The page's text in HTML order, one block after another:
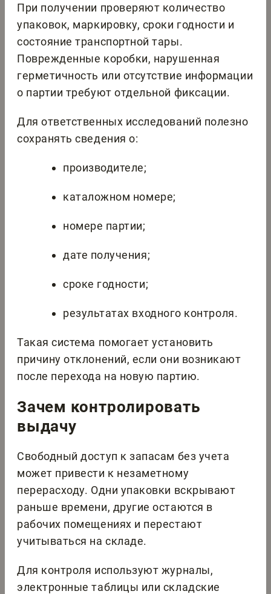
При получении проверяют количество
упаковок, маркировку, сроки годности и
состояние транспортной тары.
Поврежденные коробки, нарушенная
герметичность или отсутствие информации
о партии требуют отдельной фиксации.
Для ответственных исследований полезно
сохранять сведения о:
производителе;
каталожном номере;
номере партии;
дате получения;
сроке годности;
результатах входного контроля.
Такая система помогает установить
причину отклонений, если они возникают
после перехода на новую партию.
Зачем контролировать
выдачу
Свободный доступ к запасам без учета
может привести к незаметному
перерасходу. Одни упаковки вскрывают
раньше времени, другие остаются в
рабочих помещениях и перестают
учитываться на складе.
Для контроля используют журналы,
электронные таблицы или складские